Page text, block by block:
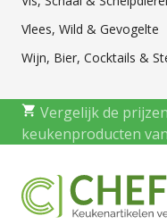
Vlees, Wild & Gevogelte
Wijn, Bier, Cocktails &
Vergelijk de
keukenproducten